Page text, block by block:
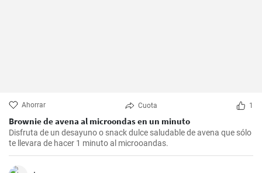
Ahorrar Cuota 1
Brownie de avena al microondas en un minuto
Disfruta de un desayuno o snack dulce saludable de avena que sólo
te llevara de hacer 1 minuto al microoandas.